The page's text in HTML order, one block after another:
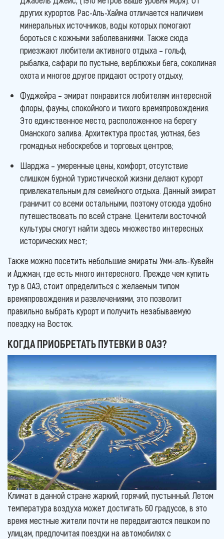
других курортов Рас-Аль-Хайма отличается наличием
минеральных источников, воды которых помогают
бороться с кожными заболеваниями. Также сюда
приезжают любители активного отдыха – гольф,
рыбалка, сафари по пустыне, верблюжьи бега, соколиная
охота и многое другое придают остроту отдыху;
Фуджейра – эмират понравится любителям интересной
флоры, фауны, спокойного и тихого времяпровождения.
Это единственное место, расположенное на берегу
Оманского залива. Архитектура простая, уютная, без
громадных небоскребов и торговых центров;
Шарджа – умеренные цены, комфорт, отсутствие
слишком бурной туристической жизни делают курорт
привлекательным для семейного отдыха. Данный эмират
граничит со всеми остальными, поэтому отсюда удобно
путешествовать по всей стране. Ценители восточной
культуры смогут найти здесь множество интересных
исторических мест;
Также можно посетить небольшие эмираты Умм-аль-Кувейн
и Аджман, где есть много интересного. Прежде чем купить
тур в ОАЭ, стоит определиться с желаемым типом
времяпровождения и развлечениями, это позволит
правильно выбрать курорт и получить незабываемую
поездку на Восток.
КОГДА ПРИОБРЕТАТЬ ПУТЕВКИ В ОАЭ?
Климат в данной стране жаркий, горячий, пустынный. Летом
температура воздуха может достигать 60 градусов, в это
время местные жители почти не передвигаются пешком по
улицам, предпочитая поездки на автомобилях с